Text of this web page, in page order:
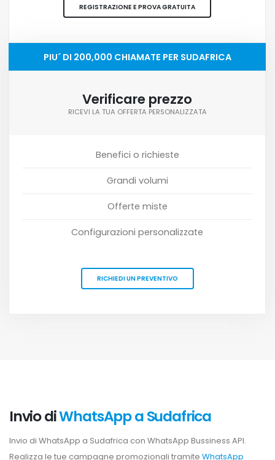
REGISTRAZIONE E PROVA GRATUITA
PIU´ DI 200,000 CHIAMATE PER SUDAFRICA
Verificare prezzo
RICEVI LA TUA OFFERTA PERSONALIZZATA
Benefici o richieste
Grandi volumi
Offerte miste
Configurazioni personalizzate
RICHIEDI UN PREVENTIVO
Invio diWhatsApp a Sudafrica
Invio di WhatsApp a Sudafrica con WhatsApp Bussiness API.
Realizza le tue campagne promozionali tramite WhatsApp